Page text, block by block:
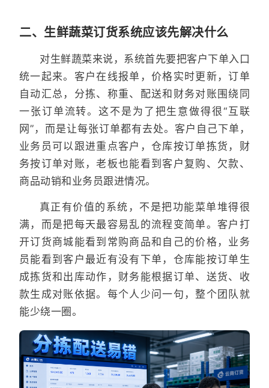
二、生鲜蔬菜订货系统应该先解决什么
对生鲜蔬菜来说，系统首先要把客户下单入口
统一起来。客户在线报单，价格实时更新，订单
自动汇总，分拣、称重、配送和财务对账围绕同
一张订单流转。这不是为了把生意做得很“互联
网”，而是让每张订单都有去处。客户自己下单，
业务员可以跟进重点客户，仓库按订单拣货，财
务按订单对账，老板也能看到客户复购、欠款、
商品动销和业务员跟进情况。
真正有价值的系统，不是把功能菜单堆得很
满，而是把每天最容易乱的流程变简单。客户打
开订货商城能看到常购商品和自己的价格，业务
员能看到客户最近有没有下单，仓库能按订单生
成拣货和出库动作，财务能根据订单、送货、收
款生成对账依据。每个人少问一句，整个团队就
能少绕一圈。